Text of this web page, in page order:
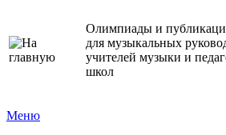
Олимпиады и
для музыкальных
учителей музыки и
школ
Меню